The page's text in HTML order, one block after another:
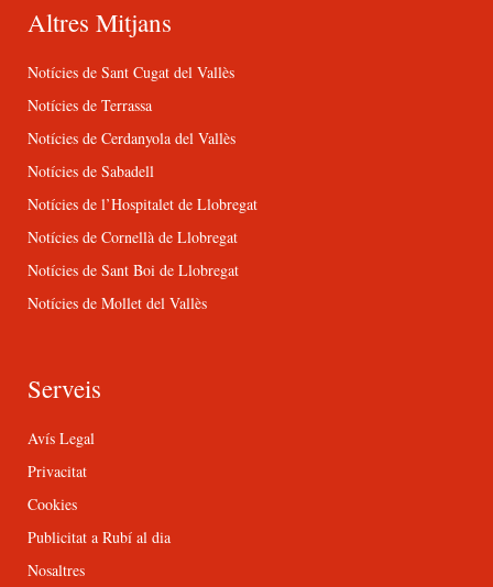
Altres Mitjans
Notícies de Sant Cugat del Vallès
Notícies de Terrassa
Notícies de Cerdanyola del Vallès
Notícies de Sabadell
Notícies de l’Hospitalet de Llobregat
Notícies de Cornellà de Llobregat
Notícies de Sant Boi de Llobregat
Notícies de Mollet del Vallès
Serveis
Avís Legal
Privacitat
Cookies
Publicitat a Rubí al dia
Nosaltres